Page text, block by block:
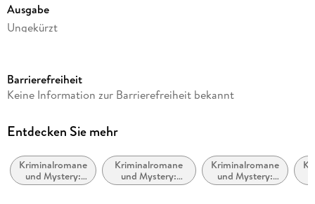
Ausgabe
Ungekürzt
Reihe
Autor/Autorin
Sprecher/Sprecherin
Krischan Koch
Barrierefreiheit
Keine Information zur Barrierefreiheit bekannt
Entdecken Sie mehr
Kriminalromane
und Mystery:
Humor
Kriminalromane
und Mystery:
Privatdetektiv /
Kriminalromane
und Mystery:
Cosy Mystery